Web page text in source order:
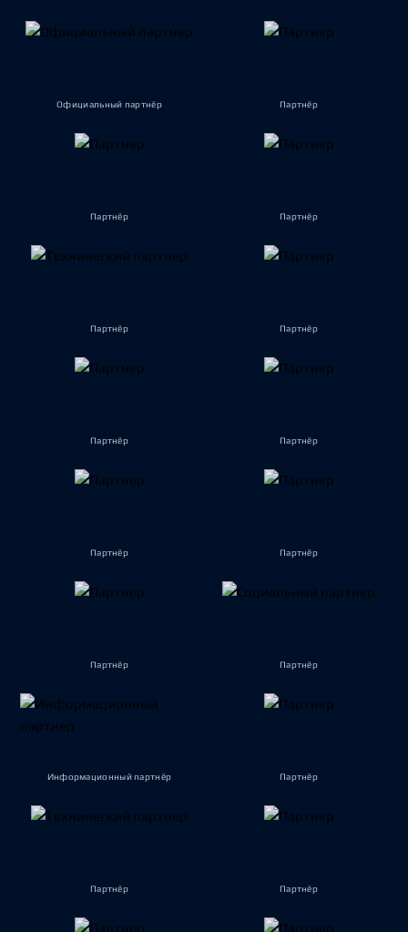
Официальный партнёр Партнёр
Партнёр Партнёр
Партнёр Партнёр
Партнёр Партнёр
Партнёр Партнёр
Партнёр Партнёр
Информационный партнёр Партнёр
Партнёр Партнёр